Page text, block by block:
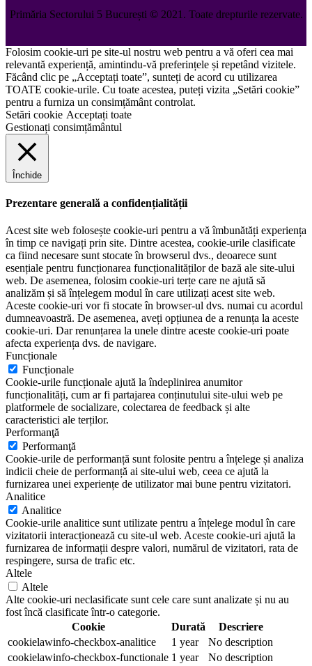
Primăria Sectorului 5 București ©️2021. Toate drepturile rezervate.
Folosim cookie-uri pe site-ul nostru web pentru a vă oferi cea mai
relevantă experiență, amintindu-vă preferințele și repetând vizitele.
Făcând clic pe „Acceptați toate”, sunteți de acord cu utilizarea
TOATE cookie-urile. Cu toate acestea, puteți vizita „Setări cookie”
pentru a furniza un consimțământ controlat.
Setări cookie Acceptați toate
Gestionați consimțământul
Închide
Prezentare generală a confidențialității
Acest site web folosește cookie-uri pentru a vă îmbunătăți experiența
în timp ce navigați prin site. Dintre acestea, cookie-urile clasificate
ca fiind necesare sunt stocate în browserul dvs., deoarece sunt
esențiale pentru funcționarea funcționalităților de bază ale site-ului
web. De asemenea, folosim cookie-uri terțe care ne ajută să
analizăm și să înțelegem modul în care utilizați acest site web.
Aceste cookie-uri vor fi stocate în browser-ul dvs. numai cu acordul
dumneavoastră. De asemenea, aveți opțiunea de a renunța la aceste
cookie-uri. Dar renunțarea la unele dintre aceste cookie-uri poate
afecta experiența dvs. de navigare.
Funcționale
Funcționale
Cookie-urile funcționale ajută la îndeplinirea anumitor
funcționalități, cum ar fi partajarea conținutului site-ului web pe
platformele de socializare, colectarea de feedback și alte
caracteristici ale terților.
Performanţă
Performanţă
Cookie-urile de performanță sunt folosite pentru a înțelege și analiza
indicii cheie de performanță ai site-ului web, ceea ce ajută la
furnizarea unei experiențe de utilizator mai bune pentru vizitatori.
Analitice
Analitice
Cookie-urile analitice sunt utilizate pentru a înțelege modul în care
vizitatorii interacționează cu site-ul web. Aceste cookie-uri ajută la
furnizarea de informații despre valori, numărul de vizitatori, rata de
respingere, sursa de trafic etc.
Altele
Altele
Alte cookie-uri neclasificate sunt cele care sunt analizate și nu au
fost încă clasificate într-o categorie.
Cookie
Durată
Descriere
cookielawinfo-checkbox-analitice
1 year
No description
cookielawinfo-checkbox-functionale 1 year
No description